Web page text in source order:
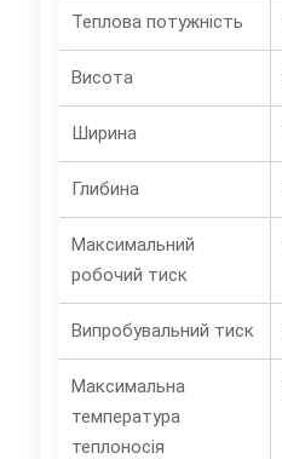
Теплова потужність
Висота
Ширина
Глибина
Максимальний
робочий тиск
Випробувальний тиск
Максимальна
температура
теплоносія